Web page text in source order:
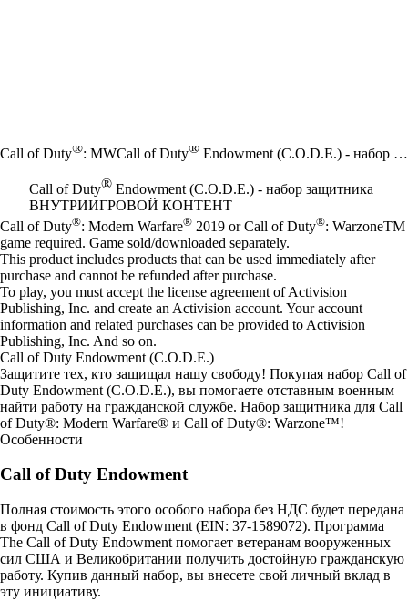
Call of Duty®: MWCall of Duty® Endowment (C.O.D.E.) - набор защитника
Call of Duty® Endowment (C.O.D.E.) - набор защитника
ВНУТРИИГРОВОЙ КОНТЕНТ
Цена
Available actions
Call of Duty®: Modern Warfare® 2019 or Call of Duty®: WarzoneTM
game required. Game sold/downloaded separately.
This product includes products that can be used immediately after
purchase and cannot be refunded after purchase.
To play, you must accept the license agreement of Activision
Publishing, Inc. and create an Activision account. Your account
information and related purchases can be provided to Activision
Publishing, Inc. And so on.
Call of Duty Endowment (C.O.D.E.)
Защитите тех, кто защищал нашу свободу! Покупая набор Call of
Duty Endowment (C.O.D.E.), вы помогаете отставным военным
найти работу на гражданской службе. Набор защитника для Call
of Duty®: Modern Warfare® и Call of Duty®: Warzone™!
Особенности
Call of Duty Endowment
Полная стоимость этого особого набора без НДС будет передана
в фонд Call of Duty Endowment (EIN: 37-1589072). Программа
The Call of Duty Endowment помогает ветеранам вооруженных
сил США и Великобритании получить достойную гражданскую
работу. Купив данный набор, вы внесете свой личный вклад в
эту инициативу.